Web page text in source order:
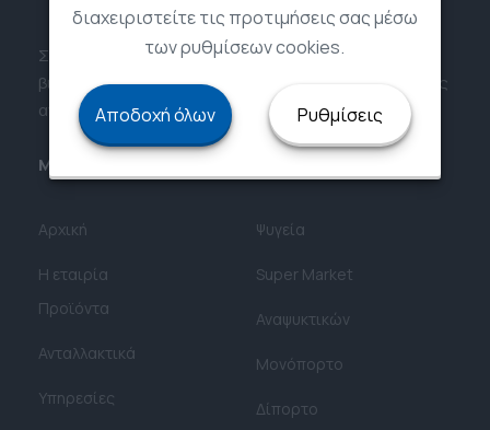
διαχειριστείτε τις προτιμήσεις σας μέσω
των ρυθμίσεων cookies.
Αποδοχή όλων Ρυθμίσεις
Στηρίζουμε τις επιχειρήσεις σε βήματα
βιωσιμότητας και της μείωσης του ενεργειακού τους
αντικτύπου
Μενού
Αρχική
Η εταιρία
Προϊόντα
Ανταλλακτικά
Υπηρεσίες
Ψυγεία
Super Market
Αναψυκτικών
Μονόπορτο
Δίπορτο